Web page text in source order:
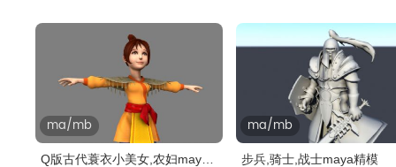
ma/mb
Q版古代蓑衣小美女,农妇maya
ma/mb
步兵,骑士,战士maya精模